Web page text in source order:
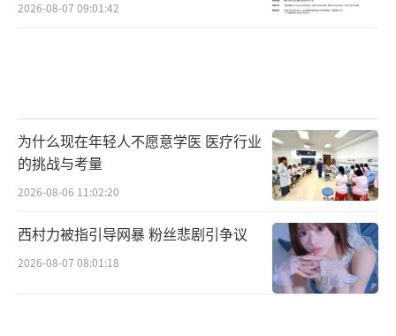
2026-08-07 09:01:42
为什么现在年轻人不愿意学医 医疗行业
的挑战与考量
2026-08-06 11:02:20
西村力被指引导网暴 粉丝悲剧引争议
2026-08-07 08:01:18